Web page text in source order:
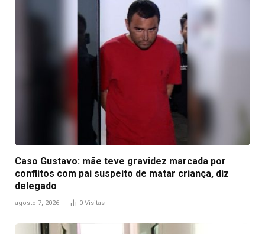
Caso Gustavo: mãe teve gravidez marcada por
conflitos com pai suspeito de matar criança, diz
delegado
agosto 7, 2026 0 Visitas